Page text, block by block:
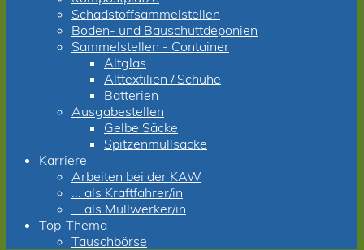
Schadstoffsammelstellen
Boden- und Bauschuttdeponien
Sammelstellen - Container
Altglas
Alttextilien / Schuhe
Batterien
Ausgabestellen
Gelbe Säcke
Spitzenmüllsäcke
Karriere
Arbeiten bei der KAW
... als Kraftfahrer/in
... als Müllwerker/in
Top-Thema
Tauschbörse